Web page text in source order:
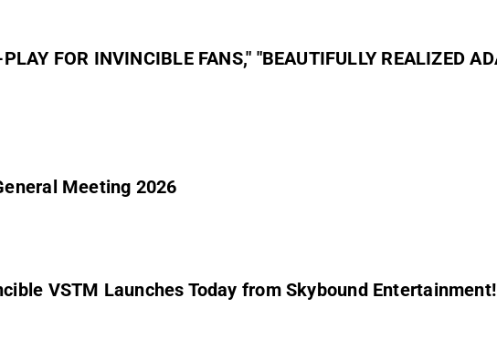
"BEAUTIFULLY REALIZED ADAPTATION" OF
Meeting 2026
VSTM Launches Today from Skybound Entertainment!